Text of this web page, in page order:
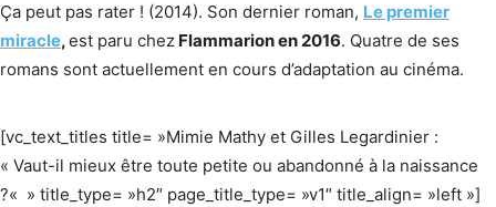
Ça peut pas rater ! (2014). Son dernier roman, Le premier
miracle,est paru chez Flammarion en 2016. Quatre de ses
romans sont actuellement en cours d’adaptation au cinéma.
[vc_text_titles title= »Mimie Mathy et Gilles Legardinier :
« Vaut-il mieux être toute petite ou abandonné à la naissance
?« » title_type= »h2″ page_title_type= »v1″ title_align= »left »]